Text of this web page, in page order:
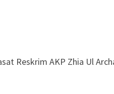
Reskrim AKP Zhia Ul